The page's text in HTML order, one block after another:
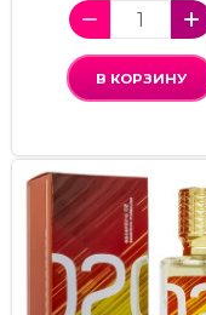
В КОРЗИНУ